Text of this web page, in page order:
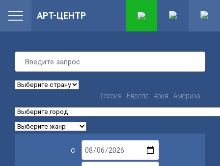
Россия Европа Азия Америка
с
АРТ-ЦЕНТР